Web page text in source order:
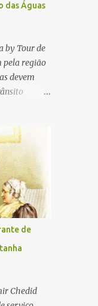
das Águas
by Tour de
pela região
devem
by Tour
ciclismo
reunirá
e terá
de
do Sul,
segurança
região
Rua
de
Chedid